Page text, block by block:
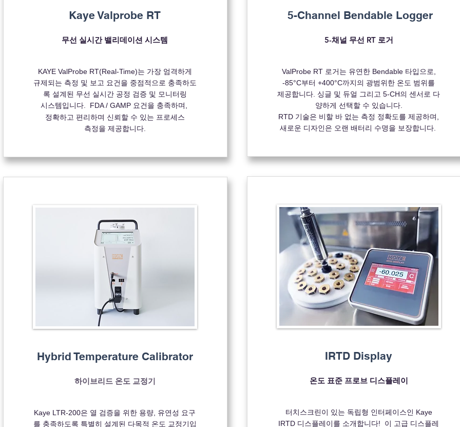
Kaye Valprobe RT
무선 실시간 밸리데이션 시스템
KAYE ValProbe RT(Real-Time)는 가장 엄격하게
규제되는 측정 및 보고 요건을 중점적으로 충족하도
록 설계된 무선 실시간 공정 검증 및 모니터링
시스템입니다. FDA / GAMP 요건을 충족하며,
정확하고 편리하며 신뢰할 수 있는 프로세스
측정을 제공합니다.
Hybrid Temperature Calibrator
​하이브리드 온도 교정기
Kaye LTR-200은 열 검증을 위한 용량, 유연성 요구
를 충족하도록 특별히 설계된 다목적 온도 교정기입
5-Channel Bendable Logger
5-채널 무선 RT 로거
ValProbe RT 로거는 유연한 Bendable 타입으로,
-85°C부터 +400°C까지의 광범위한 온도 범위를
제공합니다. 싱글 및 듀얼 그리고 5-CH의 센서로 다
양하게 선택할 수 있습니다.
RTD 기술은 비할 바 없는 측정 정확도를 제공하며,
새로운 디자인은 오랜 배터리 수명을 보장합니다.
IRTD Display
온도 표준 프로브 디스플레이
터치스크린이 있는 독립형 인터페이스인 Kaye
IRTD 디스플레이를 소개합니다! 이 고급 디스플레